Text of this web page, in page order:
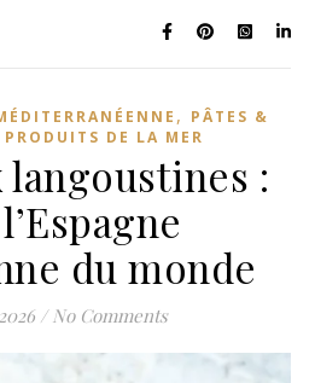
, PÂTES &
PRODUITS DE LA MER
langoustines :
du monde
/ No Comments